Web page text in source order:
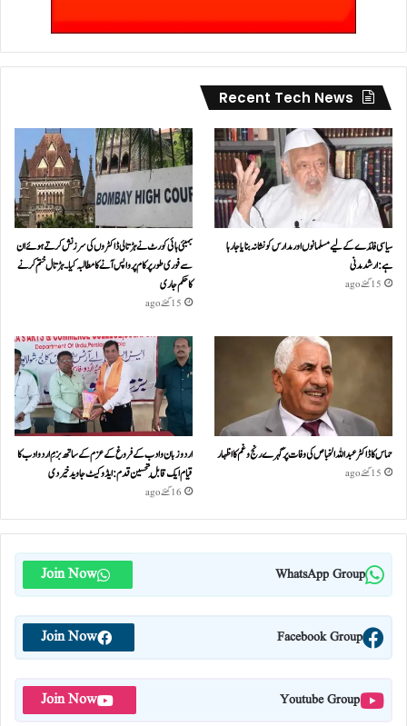
Recent Tech News
سیاسی فائدے کے لیے مسلمانوں اور مدارس کو نشانہ بنایا جا رہا
ہے: ارشد مدنی
15 گھنٹے ago
بمبئی ہائی کورٹ نے ہڑتالی ڈاکٹروں کی سرزنش کرتے ہوئے ان
سے فوری طور پر کام پر واپس آنے کا مطالبہ کیا۔ہڑتال ختم کرنے
کا حکم جاری
15 گھنٹے ago
حماس کا ڈاکٹر عبداللہ الخباص کی وفات پر گہرے رنج وغم کااظہار
15 گھنٹے ago
اردو زبان و ادب کے فروغ کے عزم کے ساتھ بزمِ اردو ادب کا
قیام ایک قابلِ تحسین قدم : ایڈوکیٹ جاوید خیردی
16 گھنٹے ago
WhatsApp Group
Join Now
Facebook Group
Join Now
Youtube Group
Join Now